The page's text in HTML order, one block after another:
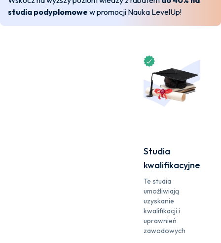
studia podyplomowe w promocji Nauka LevelUp!
Studia
kwalifikacyjne
Te studia
umożliwiają
uzyskanie
kwalifikacji i
uprawnień
zawodowych